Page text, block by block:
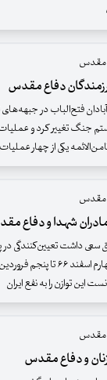
مقدس
دفاع مقدس
فتح‌الباب در جبهه‌های
جنگ تغییر کرد و
یکی از چهار
مقدس
شهدا و دفاع
سعی داشت تعیین‌کنندگی در
این توازن را به نفع ایران
مقدس
و دفاع مقدس